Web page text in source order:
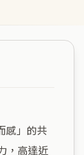
，高達近